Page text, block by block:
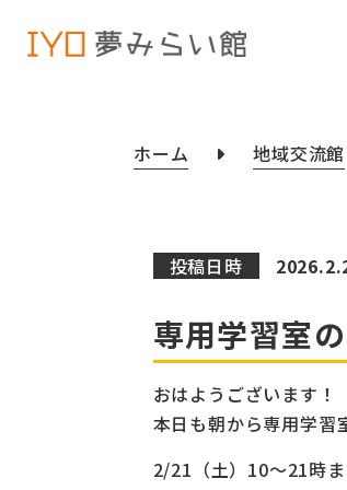
ホーム 地域交流館
投稿日時
専用学習室
おはようございます！
本日も朝から専用学習
2/21（土）10～21時